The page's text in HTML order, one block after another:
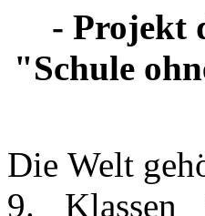
- Projekt
"Schule
Die Welt
9. Klassen